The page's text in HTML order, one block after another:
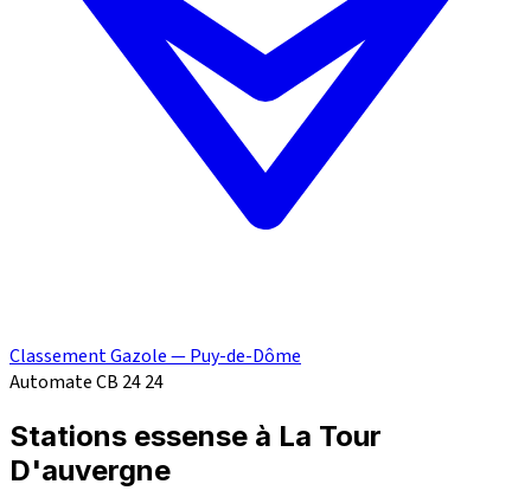
Classement Gazole — Puy-de-Dôme
Automate CB 2424
Stations essense à La Tour
D'auvergne